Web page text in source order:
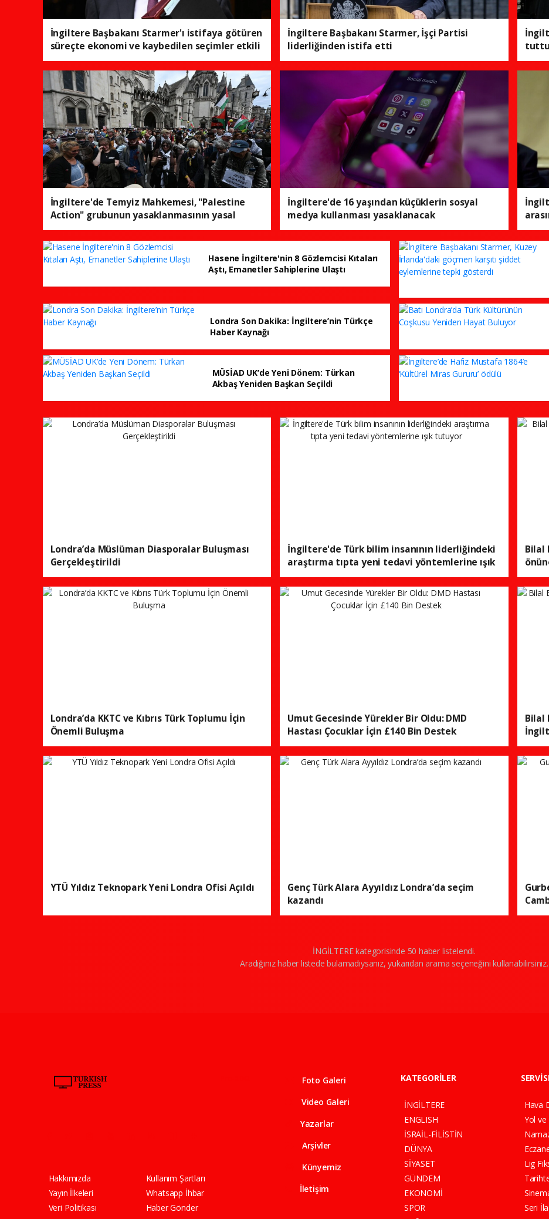
İngiltere Başbakanı Starmer'ı istifaya götüren
süreçte ekonomi ve kaybedilen seçimler etkili
oldu
İngiltere Başbakanı Starmer, İşçi Partisi
liderliğinden istifa etti
tuttu
İngiltere'de Temyiz Mahkemesi, "Palestine
Action" grubunun yasaklanmasının yasal
olduğuna hükmetti
İngiltere'de 16 yaşından küçüklerin sosyal
medya kullanması yasaklanacak
Hasene İngiltere'nin 8 Gözlemcisi Kıtaları
Aştı, Emanetler Sahiplerine Ulaştı
Londra Son Dakika: İngiltere’nin Türkçe
Haber Kaynağı
MÜSİAD UK’de Yeni Dönem: Türkan
Akbaş Yeniden Başkan Seçildi
Londra’da Müslüman Diasporalar Buluşması
Gerçekleştirildi
İngiltere'de Türk bilim insanının liderliğindeki
araştırma tıpta yeni tedavi yöntemlerine ışık
tutuyor
Bilal
Londra’da KKTC ve Kıbrıs Türk Toplumu İçin
Önemli Buluşma
Umut Gecesinde Yürekler Bir Oldu: DMD
Hastası Çocuklar İçin £140 Bin Destek
Bilal
YTÜ Yıldız Teknopark Yeni Londra Ofisi Açıldı
Genç Türk Alara Ayyıldız Londra’da seçim
kazandı
İNGİLTERE kategorisinde 50 haber listelendi.
Aradığınız haber listede bulamadıysanız, yukarıdan arama seçeneğini kullanabilirsiniz.
Hakkımızda
Yayın İlkeleri
Veri Politikası
Kullanım Şartları
Whatsapp İhbar
Haber Gönder
Foto Galeri
Video Galeri
Yazarlar
Arşivler
Künyemiz
İletişim
KATEGORİLER
İNGİLTERE
ENGLISH
İSRAİL-FİLİSTİN
DÜNYA
SİYASET
GÜNDEM
EKONOMİ
SPOR
Hava
Yol
Lig
Seri